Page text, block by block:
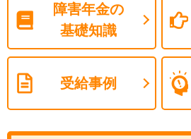
障害年金の
基礎知識
受給事例